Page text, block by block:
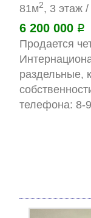
81м2, 3 этаж
6 200 000 Р
Продается
раздельные,